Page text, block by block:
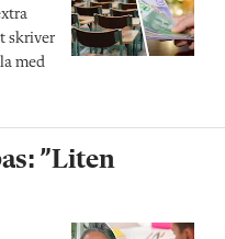
skriver
med
”Liten